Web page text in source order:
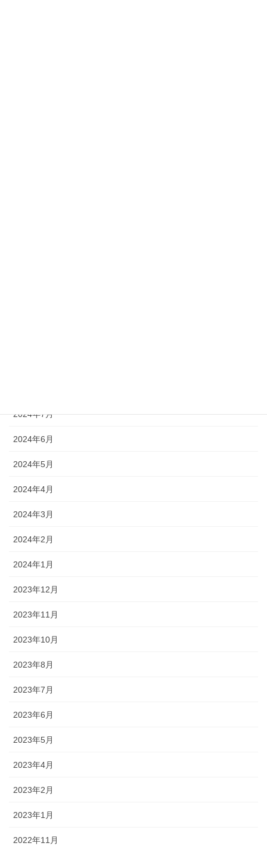
2024年7月
2024年6月
2024年5月
2024年4月
2024年3月
2024年2月
2024年1月
2023年12月
2023年11月
2023年10月
2023年8月
2023年7月
2023年6月
2023年5月
2023年4月
2023年2月
2023年1月
2022年11月